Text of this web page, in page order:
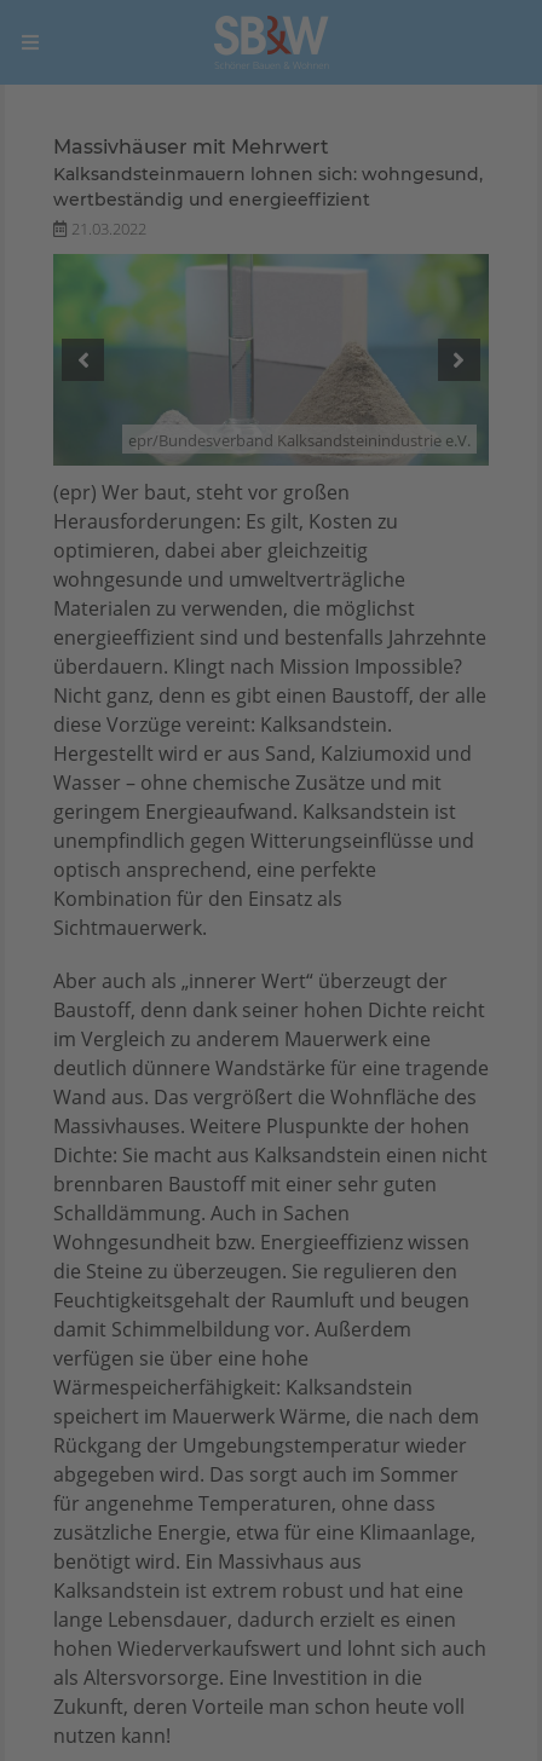
Massivhäuser mit Mehrwert
Kalksandsteinmauern lohnen sich: wohngesund,
wertbeständig und energieeffizient
21.03.2022
epr/Bundesverband Kalksandsteinindustrie e.V.
(epr) Wer baut, steht vor großen
Herausforderungen: Es gilt, Kosten zu
optimieren, dabei aber gleichzeitig
wohngesunde und umweltverträgliche
Materialen zu verwenden, die möglichst
energieeffizient sind und bestenfalls Jahrzehnte
überdauern. Klingt nach Mission Impossible?
Nicht ganz, denn es gibt einen Baustoff, der alle
diese Vorzüge vereint: Kalksandstein.
Hergestellt wird er aus Sand, Kalziumoxid und
Wasser – ohne chemische Zusätze und mit
geringem Energieaufwand. Kalksandstein ist
unempfindlich gegen Witterungseinflüsse und
optisch ansprechend, eine perfekte
Kombination für den Einsatz als
Sichtmauerwerk.
Aber auch als „innerer Wert“ überzeugt der
Baustoff, denn dank seiner hohen Dichte reicht
im Vergleich zu anderem Mauerwerk eine
deutlich dünnere Wandstärke für eine tragende
Wand aus. Das vergrößert die Wohnfläche des
Massivhauses. Weitere Pluspunkte der hohen
Dichte: Sie macht aus Kalksandstein einen nicht
brennbaren Baustoff mit einer sehr guten
Schalldämmung. Auch in Sachen
Wohngesundheit bzw. Energieeffizienz wissen
die Steine zu überzeugen. Sie regulieren den
Feuchtigkeitsgehalt der Raumluft und beugen
damit Schimmelbildung vor. Außerdem
verfügen sie über eine hohe
Wärmespeicherfähigkeit: Kalksandstein
speichert im Mauerwerk Wärme, die nach dem
Rückgang der Umgebungstemperatur wieder
abgegeben wird. Das sorgt auch im Sommer
für angenehme Temperaturen, ohne dass
zusätzliche Energie, etwa für eine Klimaanlage,
benötigt wird. Ein Massivhaus aus
Kalksandstein ist extrem robust und hat eine
lange Lebensdauer, dadurch erzielt es einen
hohen Wiederverkaufswert und lohnt sich auch
als Altersvorsorge. Eine Investition in die
Zukunft, deren Vorteile man schon heute voll
nutzen kann!